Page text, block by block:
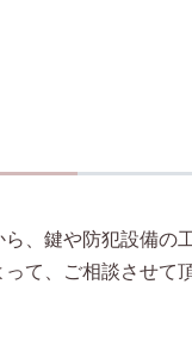
、鍵や防犯設備の
て、ご相談させて